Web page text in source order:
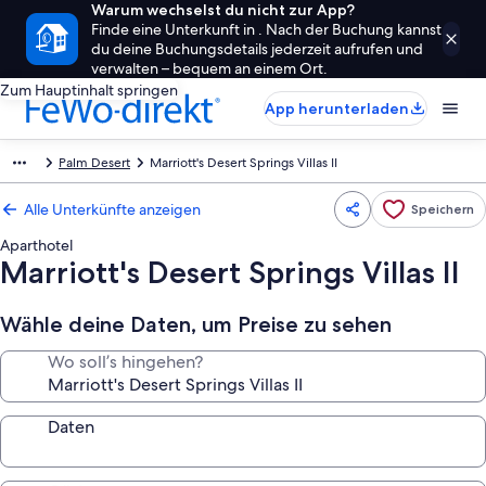
Warum wechselst du nicht zur App?
Finde eine Unterkunft in . Nach der Buchung kannst
du deine Buchungsdetails jederzeit aufrufen und
verwalten – bequem an einem Ort.
Zum Hauptinhalt springen
App herunterladen
Palm Desert Marriott's Desert Springs Villas II
Alle Unterkünfte anzeigen Speichern
Aparthotel
Marriott's Desert Springs Villas II
Wähle deine Daten, um Preise zu sehen
Wo soll’s hingehen?
Daten